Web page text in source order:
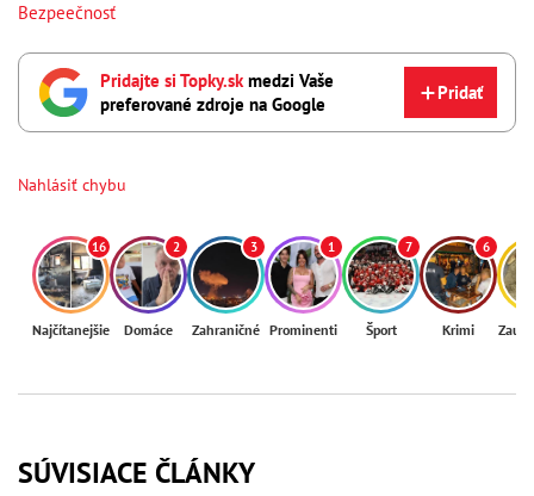
Bezpeečnosť
Pridajte si Topky.sk medzi Vaše
preferované zdroje na Google
Pridať
Nahlásiť chybu
16
Najčítanejšie
2
Domáce
3
Zahraničné
1
Prominenti
7
Šport
6
Krimi
SÚVISIACE ČLÁNKY